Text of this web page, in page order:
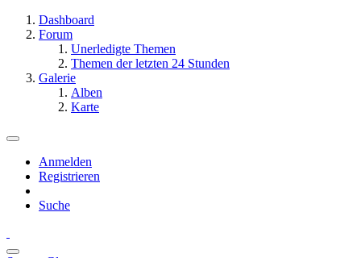
Dashboard
Forum
Unerledigte Themen
Themen der letzten 24 Stunden
Galerie
Alben
Karte
Anmelden
Registrieren
Suche